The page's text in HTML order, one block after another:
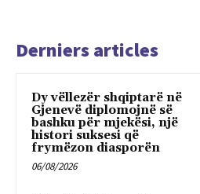
Derniers articles
Dy vëllezër shqiptarë në
Gjenevë diplomojnë së
bashku për mjekësi, një
histori suksesi që
frymëzon diasporën
06/08/2026